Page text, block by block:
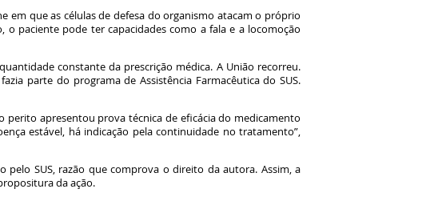
em que as células de defesa do organismo atacam o próprio
paciente pode ter capacidades como a fala e a locomoção
constante da prescrição médica. A União recorreu.
parte do programa de Assistência Farmacêutica do SUS.
perito apresentou prova técnica de eficácia do medicamento
estável, há indicação pela continuidade no tratamento”,
SUS, razão que comprova o direito da autora. Assim, a
da ação.